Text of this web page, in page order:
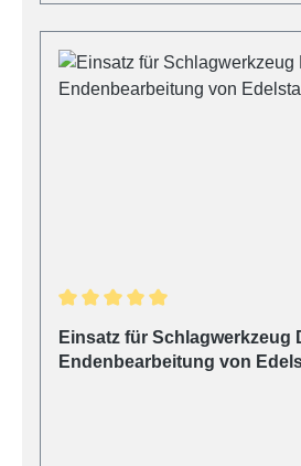
Einsatz für Schlagwerkzeug
Endenbearbeitung von